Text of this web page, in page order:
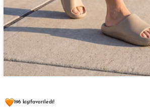
196 kişifavoriledi!